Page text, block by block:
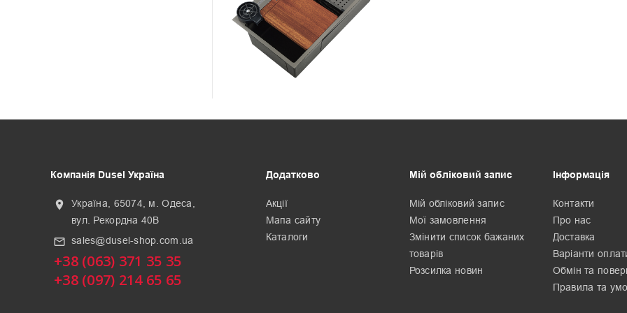
Компанія Dusel Україна
location_on
Україна, 65074, м. Одеса,
вул. Рекордна 40В
mail_outline sales@dusel-shop.com.ua
+38 (063) 371 35 35
+38 (097) 214 65 65
Додатково
Акції
Мапа сайту
Каталоги
Мій обліковий запис
Мій обліковий запис
Мої замовлення
Змінити список бажаних
товарів
Розсилка новин
Інформація
Контакти
Про нас
Доставка
Варіанти
Обмін та
Правила та